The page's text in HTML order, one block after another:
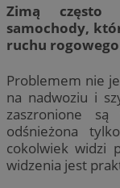
Zimą często
samochody,
ruchu
Problemem nie
na nadwoziu i
zaszronione
odśnieżona
cokolwiek widzi
widzenia jest